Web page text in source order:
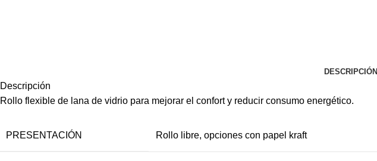
DESCRIPCIÓN
Descripción
Rollo flexible de lana de vidrio para mejorar el confort y reducir consumo energético.
PRESENTACIÓN Rollo libre, opciones con papel kraft